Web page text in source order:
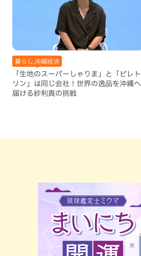
暮らし,沖縄経済
「生地のスーパーしゃりま」と「ピレト
リン」は同じ会社！世界の逸品を沖縄へ
届ける紗利真の挑戦